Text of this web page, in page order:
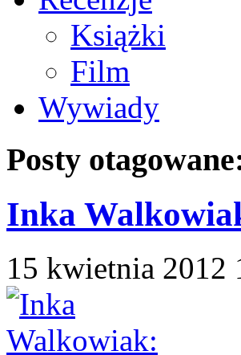
Książki
Film
Wywiady
Posty
Inka
15 kwietnia 2012